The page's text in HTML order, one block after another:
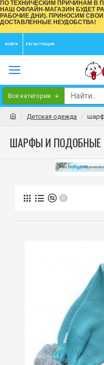
ПО ТЕХНИЧЕСКИМ ПРИЧИНАМ В
НАШ ОФЛАЙН-МАГАЗИН БУДЕТ
РАБОЧИЕ ДНИ). ПРИНОСИМ
ДОСТАВЛЕННЫЕ НЕУДОБСТВА!
ВОЙТИ РЕГИСТРАЦИЯ
Все категории
Детская одежда
ШАРФЫ И ПОДОБНЫЕ
0